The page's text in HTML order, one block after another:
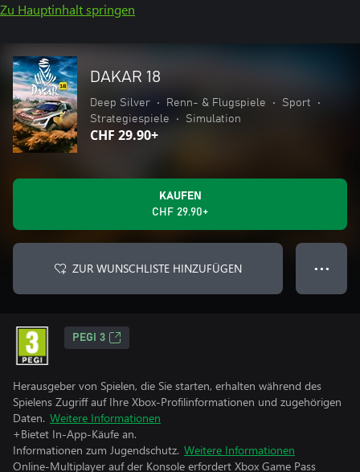
Zu Hauptinhalt springen
DAKAR 18
Deep Silver • Renn- & Flugspiele • Sport
•
Strategiespiele
• Simulation
CHF 29.90+
KAUFEN
CHF 29.90+
ZUR WUNSCHLISTE HINZUFÜGEN ● ● ●
PEGI 3
Herausgeber von Spielen, die Sie starten, erhalten während des
Spielens Zugriff auf Ihre Xbox-Profilinformationen und zugehörigen
Daten. Weitere Informationen
+Bietet In-App-Käufe an.
Informationen zum Jugendschutz. Weitere Informationen
Online-Multiplayer auf der Konsole erfordert Xbox Game Pass